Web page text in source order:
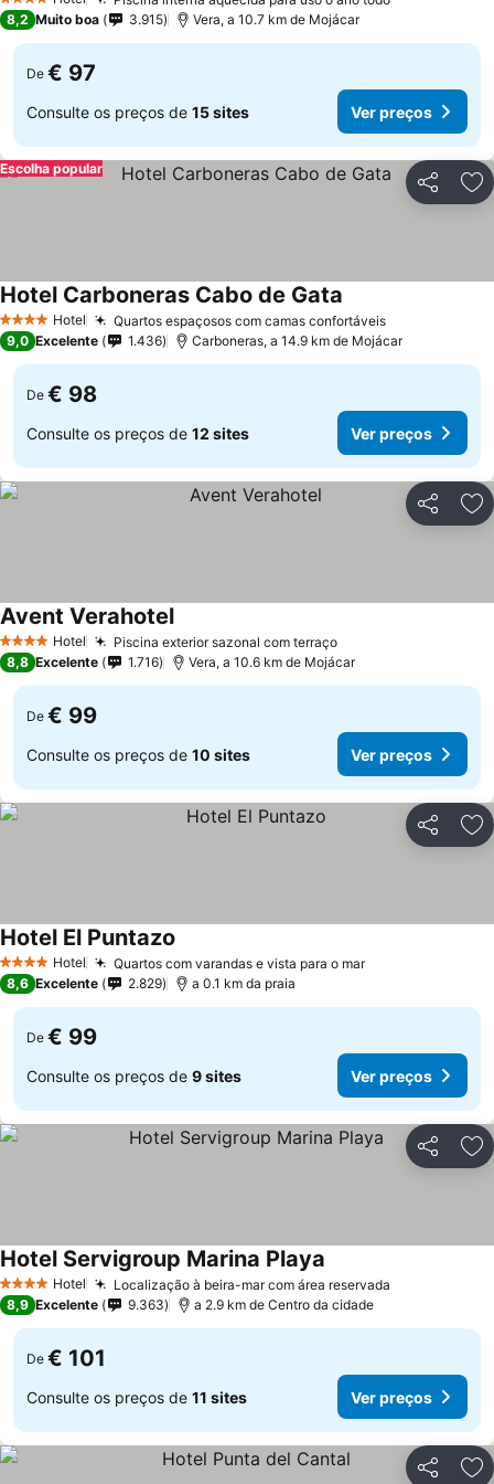
4 Estrelas
8,2 Muito boa 3.915 Vera, a 10.7 km de Mojácar
De € 97
Consulte os preços de 15 sites Ver preços
Partilhar
Escolha popular
4 EstrelasHotel Quartos espaçosos com camas confortáveisVer preços
Hotel Carboneras Cabo de Gata
9,0 Excelente 1.436 Carboneras, a 14.9 km de Mojácar
De € 98
Consulte os preços de 12 sites Ver preços
Partilhar
4 EstrelasHotel Piscina exterior sazonal com terraçoVer preços
Avent VerahotelVer preços
8,8 Excelente 1.716 Vera, a 10.6 km de Mojácar
De € 99
Consulte os preços de 10 sites Ver preços
Partilhar
4 EstrelasHotel Quartos com varandas e vista para o marVer preços
Hotel El Puntazo
8,6 Excelente 2.829 a 0.1 km da praia
De € 99
Consulte os preços de 9 sites Ver preços
Partilhar
4 EstrelasHotel Localização à beira-mar com área reservada
Hotel Servigroup Marina Playa
8,9 Excelente 9.363 a 2.9 km de Centro da cidade
De € 101
Consulte os preços de 11 sites Ver preços
Partilhar